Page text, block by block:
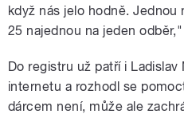
když nás jelo hodně. Jednou
25 najednou na jeden
Do registru už patří i
internetu a rozhodl se
dárcem není, může ale